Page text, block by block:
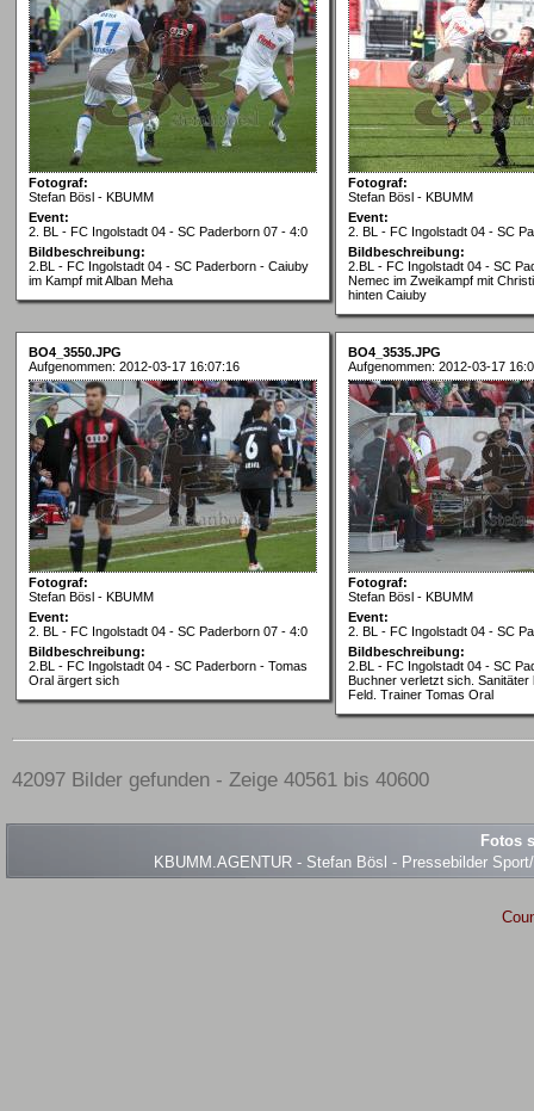
Fotograf:
Stefan Bösl - KBUMM
Event:
2. BL - FC Ingolstadt 04 - SC Paderborn 07 - 4:0
Bildbeschreibung:
2.BL - FC Ingolstadt 04 - SC Paderborn - Caiuby
im Kampf mit Alban Meha
Fotograf:
Stefan Bösl - KBUMM
Event:
2. BL - FC Ingolstadt 04 - SC
Bildbeschreibung:
2.BL - FC Ingolstadt 04 - SC
Nemec im Zweikampf mit
hinten Caiuby
BO4_3550.JPG
Aufgenommen: 2012-03-17 16:07:16
Fotograf:
Stefan Bösl - KBUMM
Event:
2. BL - FC Ingolstadt 04 - SC Paderborn 07 - 4:0
Bildbeschreibung:
2.BL - FC Ingolstadt 04 - SC Paderborn - Tomas
Oral ärgert sich
BO4_3535.JPG
Aufgenommen: 2012-03-17
Fotograf:
Stefan Bösl - KBUMM
Event:
2. BL - FC Ingolstadt 04 - SC
Bildbeschreibung:
2.BL - FC Ingolstadt 04 - SC
Buchner verletzt sich. Sanitäter
Feld. Trainer Tomas Oral
42097 Bilder gefunden - Zeige 40561 bis 40600
Fotos
KBUMM.AGENTUR - Stefan Bösl - Pressebilder